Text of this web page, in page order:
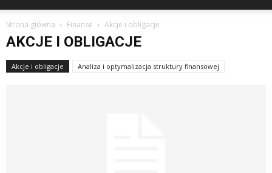
Steczkowskiego.pl
Strona główna Finanse Akcje i obligacje
AKCJE I OBLIGACJE
Akcje i obligacje Analiza i optymalizacja struktury finansowej